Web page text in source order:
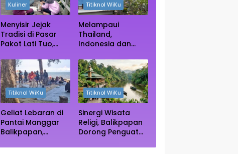
Kuliner
Menyisir Jejak
Tradisi di Pasar
Pakot Lati Tuo,
Tengah Rimba
Mangrove Paser
Titiknol WiKu
Melampaui
Thailand,
Indonesia dan
Primadona Wisata
Autentik Dunia
Titiknol WiKu
Geliat Lebaran di
Pantai Manggar
Balikpapan,
Titiknol WiKu
Sinergi Wisata
Religi, Balikpapan
Dorong Penguatan